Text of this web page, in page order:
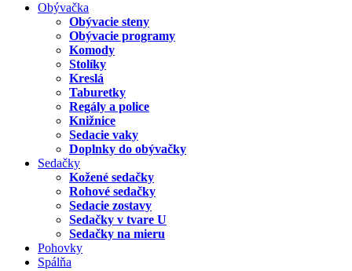
Obývačka
Obývacie steny
Obývacie programy
Komody
Stolíky
Kreslá
Taburetky
Regály a police
Knižnice
Sedacie vaky
Doplnky do obývačky
Sedačky
Kožené sedačky
Rohové sedačky
Sedacie zostavy
Sedačky v tvare U
Sedačky na mieru
Pohovky
Spálňa